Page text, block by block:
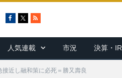
c
e
b
o
R
S
人気連載 市況 決算・IR
近し融和策に必死＝勝又壽良